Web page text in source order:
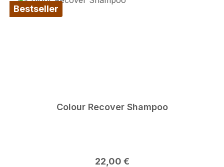
Bestseller
Colour Recover Shampoo
Regulärer Preis:
22,00 €